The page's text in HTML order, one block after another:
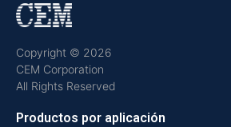
Copyright © 2026
CEM Corporation
All Rights Reserved
Productos por aplicación